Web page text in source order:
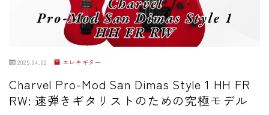
エフェクター
2025.04.02 エレキギター
Charvel Pro-Mod San Dimas Style 1 HH FR
RW: 速弾きギタリストのための究極モデル